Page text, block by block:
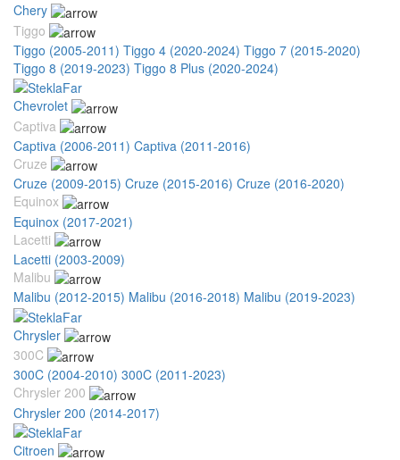
Chery
Tiggo
Tiggo (2005-2011) Tiggo 4 (2020-2024) Tiggo 7 (2015-2020)
Tiggo 8 (2019-2023) Tiggo 8 Plus (2020-2024)
Chevrolet
Captiva
Captiva (2006-2011) Captiva (2011-2016)
Cruze
Cruze (2009-2015) Cruze (2015-2016) Cruze (2016-2020)
Equinox
Equinox (2017-2021)
Lacetti
Lacetti (2003-2009)
Malibu
Malibu (2012-2015) Malibu (2016-2018) Malibu (2019-2023)
Chrysler
300C
300C (2004-2010) 300C (2011-2023)
Chrysler 200
Chrysler 200 (2014-2017)
Citroen